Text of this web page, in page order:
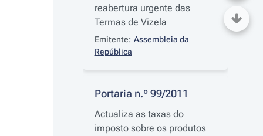
reabertura urgente das
Termas de Vizela
Emitente: Assembleia da
República
Portaria n.º 99/2011
Actualiza as taxas do
imposto sobre os produtos